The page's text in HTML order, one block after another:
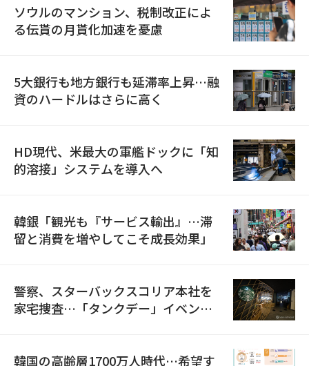
ソウルのマンション、税制改正によ
る伝貰の月貰化加速を憂慮
5大銀行も地方銀行も延滞率上昇…融
資のハードルはさらに高く
HD現代、米最大の軍艦ドックに「知
的溶接」システムを導入へ
韓銀「観光も『サービス輸出』…滞
留と消費を増やしてこそ成長効果」
警察、スターバックスコリア本社を
家宅捜査…「タンクデー」イベント
韓国の高齢層1700万人時代…希望す